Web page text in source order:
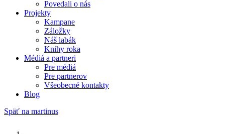
Povedali o nás
Projekty
Kampane
Záložky
Náš labák
Knihy roka
Médiá a partneri
Pre médiá
Pre partnerov
Všeobecné kontakty
Blog
Späť na martinus